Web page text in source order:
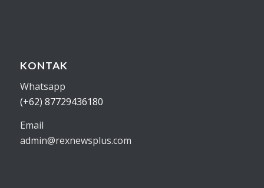
KONTAK
Whatsapp
(+62) 87729436180
Email
admin@rexnewsplus.com